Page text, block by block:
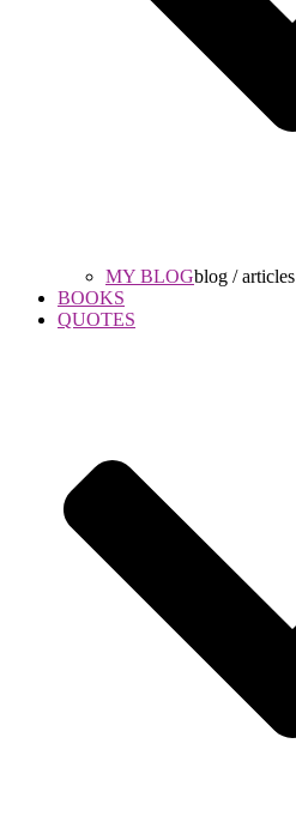
MY BLOGblog / articles
BOOKS
QUOTES